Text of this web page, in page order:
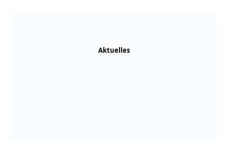
Aktuelles